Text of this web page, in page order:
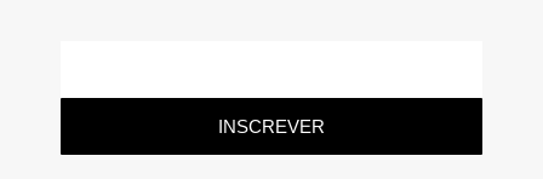
INSCREVER